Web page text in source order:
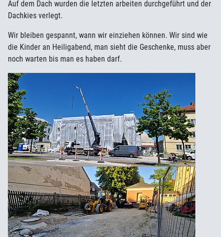
Auf dem Dach wurden die letzten arbeiten durchgeführt und der
Dachkies verlegt.
Wir bleiben gespannt, wann wir einziehen können. Wir sind wie
die Kinder an Heiligabend, man sieht die Geschenke, muss aber
noch warten bis man es haben darf.